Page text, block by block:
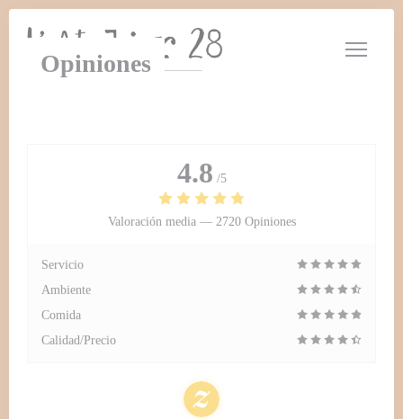
Personalización de sus opciones de cookies
Opiniones
4.8 /5
Valoración media — 2720 Opiniones
Servicio
Ambiente
Comida
Calidad/Precio